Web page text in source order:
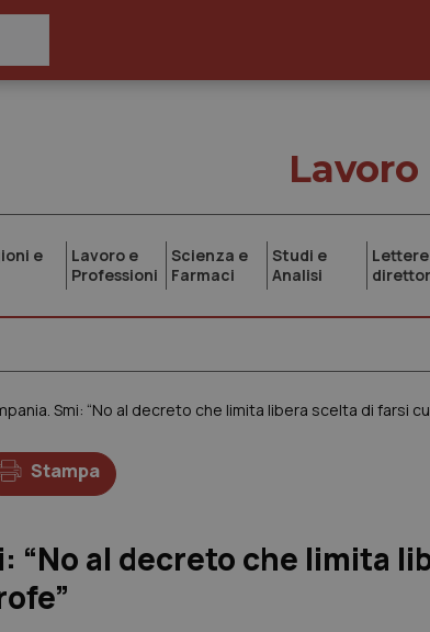
e
Lavoro e
Professioni
Scienza e
Farmaci
Studi e
Analisi
Smi: “No al decreto che limita libera scelta di farsi
Stampa
“No al decreto che limita